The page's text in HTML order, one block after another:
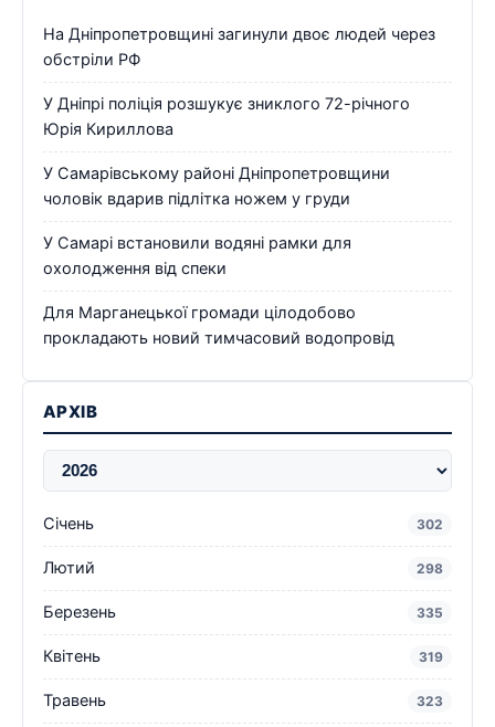
На Дніпропетровщині загинули двоє людей через
обстріли РФ
У Дніпрі поліція розшукує зниклого 72-річного
Юрія Кириллова
У Самарівському районі Дніпропетровщини
чоловік вдарив підлітка ножем у груди
У Самарі встановили водяні рамки для
охолодження від спеки
Для Марганецької громади цілодобово
прокладають новий тимчасовий водопровід
АРХІВ
Січень 302
Лютий 298
Березень 335
Квітень 319
Травень 323